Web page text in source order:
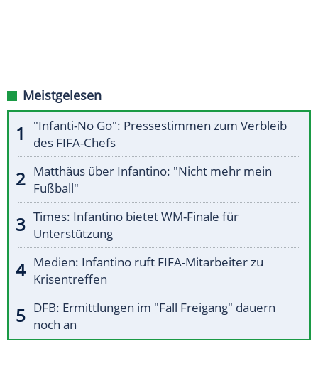
Meistgelesen
"Infanti-No Go": Pressestimmen zum Verbleib
des FIFA-Chefs
Matthäus über Infantino: "Nicht mehr mein
Fußball"
Times: Infantino bietet WM-Finale für
Unterstützung
Medien: Infantino ruft FIFA-Mitarbeiter zu
Krisentreffen
DFB: Ermittlungen im "Fall Freigang" dauern
noch an